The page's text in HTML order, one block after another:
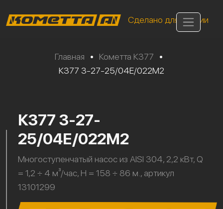
Сделано для России
Главная • Кометта К377
•
К377 3-27-25/04Е/022М2
К377 3-27-
25/04Е/022М2
Многоступенчатый насос из AISI 304, 2,2 кВт, Q
= 1,2 ÷ 4 м³/час, H = 158 ÷ 86 м., артикул
13101299